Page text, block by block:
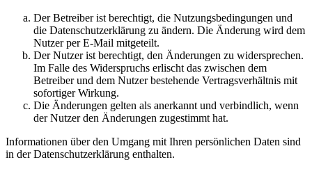
Der Betreiber ist berechtigt, die Nutzungsbedingungen und
die Datenschutzerklärung zu ändern. Die Änderung wird dem
Nutzer per E-Mail mitgeteilt.
Der Nutzer ist berechtigt, den Änderungen zu widersprechen.
Im Falle des Widerspruchs erlischt das zwischen dem
Betreiber und dem Nutzer bestehende Vertragsverhältnis mit
sofortiger Wirkung.
Die Änderungen gelten als anerkannt und verbindlich, wenn
der Nutzer den Änderungen zugestimmt hat.
Informationen über den Umgang mit Ihren persönlichen Daten sind
in der Datenschutzerklärung enthalten.